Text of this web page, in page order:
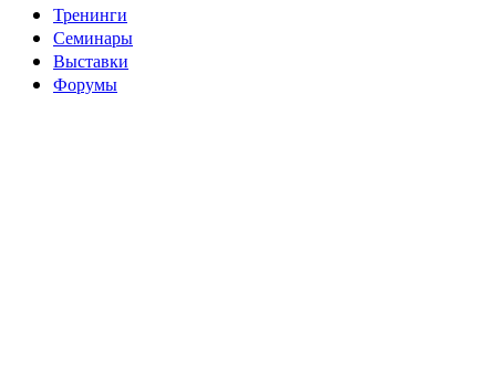
Тренинги
Семинары
Выставки
Форумы